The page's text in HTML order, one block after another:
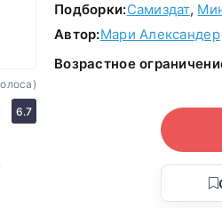
6.7
Подборки:Самиздат,
Автор:Мари Александер
Возрастное